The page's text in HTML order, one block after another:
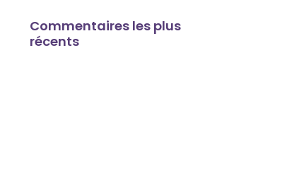
Commentaires les plus
récents